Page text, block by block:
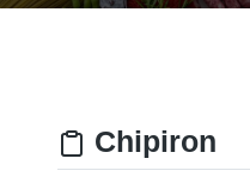
Chipiron